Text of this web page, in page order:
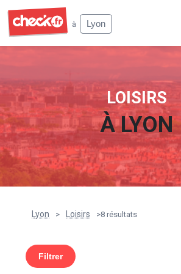
à
Lyon
LOISIRS
ÀLYON
Lyon > Loisirs >8 résultats
Filtrer